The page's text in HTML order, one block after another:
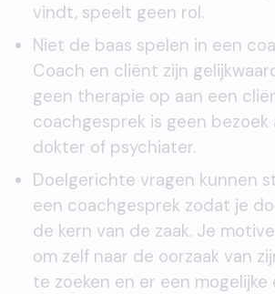
vindt, speelt geen rol.
Niet de baas spelen in een
Coach en cliënt zijn
geen therapie op aan een
coachgesprek is geen bezoek
dokter of psychiater.
Doelgerichte vragen kunnen
een coachgesprek zodat je
de kern van de zaak. Je
om zelf naar de oorzaak van
te zoeken en er een mogelijke